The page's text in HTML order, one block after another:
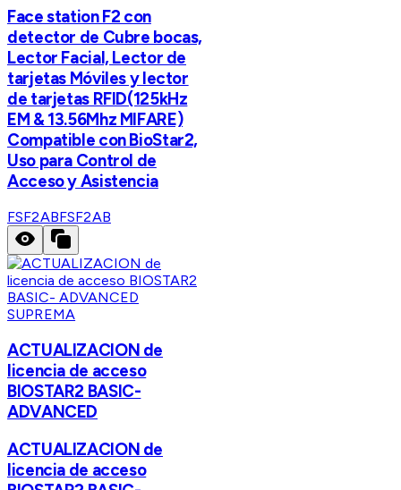
Face station F2 con
detector de Cubre bocas,
Lector Facial, Lector de
tarjetas Móviles y lector
de tarjetas RFID(125kHz
EM & 13.56Mhz MIFARE)
Compatible con BioStar2,
Uso para Control de
Acceso y Asistencia
FSF2ABFSF2AB
SUPREMA
ACTUALIZACION de
licencia de acceso
BIOSTAR2 BASIC-
ADVANCED
ACTUALIZACION de
licencia de acceso